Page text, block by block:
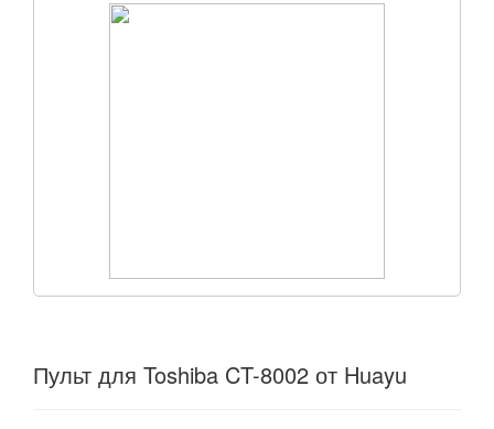
Пульт для Toshiba CT-8002 от Huayu